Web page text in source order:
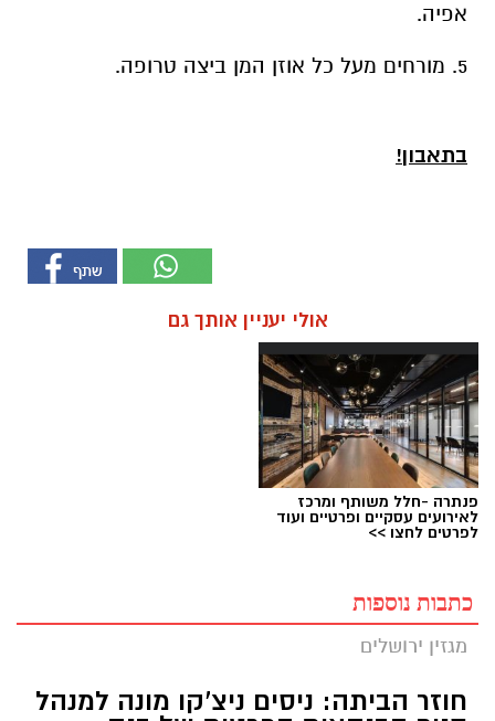
אפיה.
5. מורחים מעל כל אוזן המן ביצה טרופה.
בתאבון!
אולי יעניין אותך גם
פנתרה -חלל משותף ומרכז
לאירועים עסקיים ופרטיים ועוד
לפרטים לחצו >>
כתבות נוספות
מגזין ירושלים
חוזר הביתה: ניסים ניצ'קו מונה למנהל